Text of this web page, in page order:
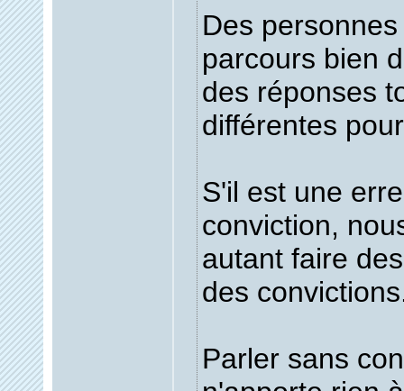
Des
parcours bien
des réponses
différentes
S'il est une
conviction,
autant faire
des
Parler sans